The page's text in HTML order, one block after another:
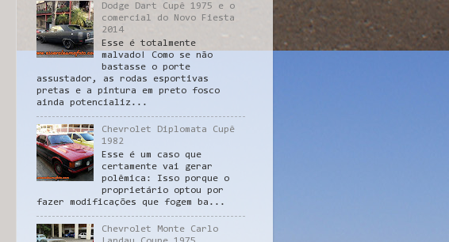
Dodge Dart Cupê 1975 e o
comercial do Novo Fiesta
2014
Esse é totalmente
malvado! Como se não
bastasse o porte
assustador, as rodas esportivas
pretas e a pintura em preto fosco
ainda potencializ...
Chevrolet Diplomata Cupê
1982
Esse é um caso que
certamente vai gerar
polêmica: Isso porque o
proprietário optou por
fazer modificações que fogem ba...
Chevrolet Monte Carlo